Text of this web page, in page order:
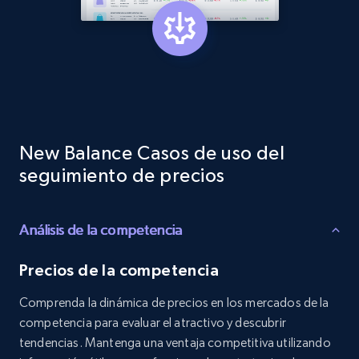
URL, Product id, Listing inventory id, Title, Rating,
Reviews count shop, Reviews count item, Initial
Etsy - Collects data from shop's URL
Reviews count shop, Reviews count item, Initial
New Balance Casos de uso del
seguimiento de precios
Análisis de la competencia
Precios de la competencia
Comprenda la dinámica de precios en los mercados de la
competencia para evaluar el atractivo y descubrir
tendencias. Mantenga una ventaja competitiva utilizando